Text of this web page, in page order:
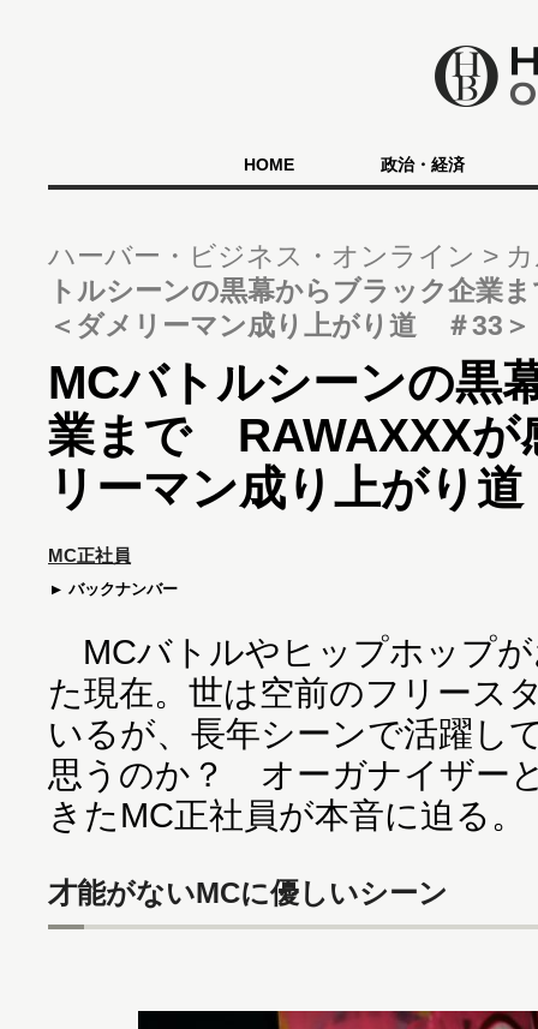
HOME 政治・経済
ハーバー・ビジネス・オンライン
トルシーンの黒幕からブラック企業
＜ダメリーマン成り上がり道 ＃33＞
MCバトルシーンの黒
業まで RAWAXXXが
リーマン成り上がり
MC正社員
バックナンバー
MCバトルやヒップホップ
た現在。世は空前のフリース
いるが、長年シーンで活躍し
思うのか？ オーガナイザー
きたMC正社員が本音に迫る。
才能がないMCに優しいシーン